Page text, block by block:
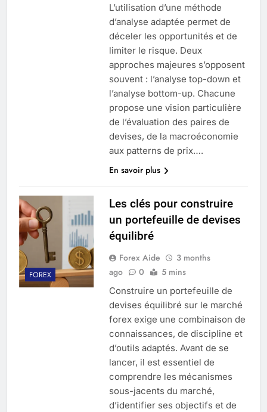
L’utilisation d’une méthode
d’analyse adaptée permet de
déceler les opportunités et de
limiter le risque. Deux
approches majeures s’opposent
souvent : l’analyse top-down et
l’analyse bottom-up. Chacune
propose une vision particulière
de l’évaluation des paires de
devises, de la macroéconomie
aux patterns de prix….
En savoir plus
FOREX
Les clés pour construire
un portefeuille de devises
équilibré
Forex Aide
3 months
ago
0 5 mins
Construire un portefeuille de
devises équilibré sur le marché
forex exige une combinaison de
connaissances, de discipline et
d’outils adaptés. Avant de se
lancer, il est essentiel de
comprendre les mécanismes
sous-jacents du marché,
d’identifier ses objectifs et de